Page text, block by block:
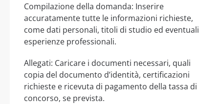
Compilazione della domanda: Inserire
accuratamente tutte le informazioni richieste,
come dati personali, titoli di studio ed eventuali
esperienze professionali.
Allegati: Caricare i documenti necessari, quali
copia del documento d’identità, certificazioni
richieste e ricevuta di pagamento della tassa di
concorso, se prevista.